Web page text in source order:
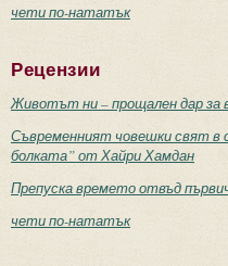
чети по-нататък
Рецензии
Животът ни – прощален дар за
Съвременният човешки свят в
болката” от Хайри Хамдан
Препуска времето отвъд
чети по-нататък